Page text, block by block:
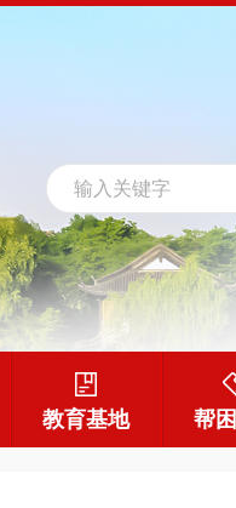
教育基地 帮